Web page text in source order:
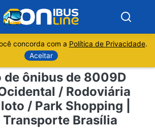
concorda com a Política de Privacidade.
Aceitar
de ônibus de 8009D
/ Rodoviária
/ Park Shopping |
Transporte Brasília